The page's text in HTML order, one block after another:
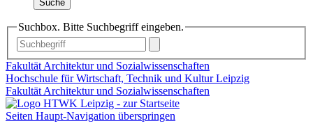
Suche
Suchbox. Bitte Suchbegriff eingeben.
Fakultät Architektur und Sozialwissenschaften
Hochschule für Wirtschaft, Technik und Kultur Leipzig
Fakultät Architektur und Sozialwissenschaften
Seiten Haupt-Navigation überspringen